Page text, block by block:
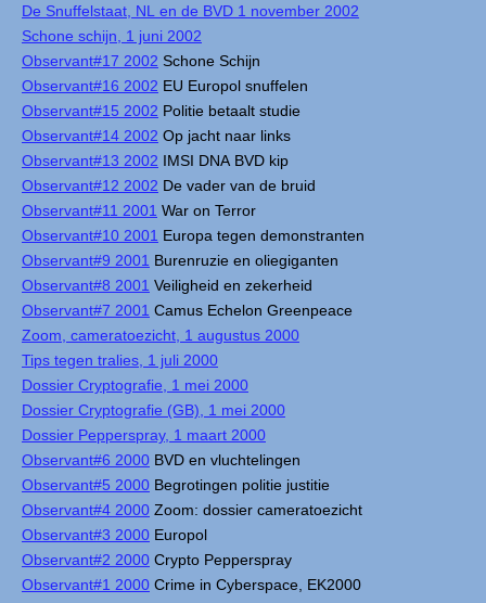
De Snuffelstaat, NL en de BVD 1 november 2002
Schone schijn, 1 juni 2002
Observant#17 2002 Schone Schijn
Observant#16 2002 EU Europol snuffelen
Observant#15 2002 Politie betaalt studie
Observant#14 2002 Op jacht naar links
Observant#13 2002 IMSI DNA BVD kip
Observant#12 2002 De vader van de bruid
Observant#11 2001 War on Terror
Observant#10 2001 Europa tegen demonstranten
Observant#9 2001 Burenruzie en oliegiganten
Observant#8 2001 Veiligheid en zekerheid
Observant#7 2001 Camus Echelon Greenpeace
Zoom, cameratoezicht, 1 augustus 2000
Tips tegen tralies, 1 juli 2000
Dossier Cryptografie, 1 mei 2000
Dossier Cryptografie (GB), 1 mei 2000
Dossier Pepperspray, 1 maart 2000
Observant#6 2000 BVD en vluchtelingen
Observant#5 2000 Begrotingen politie justitie
Observant#4 2000 Zoom: dossier cameratoezicht
Observant#3 2000 Europol
Observant#2 2000 Crypto Pepperspray
Observant#1 2000 Crime in Cyberspace, EK2000